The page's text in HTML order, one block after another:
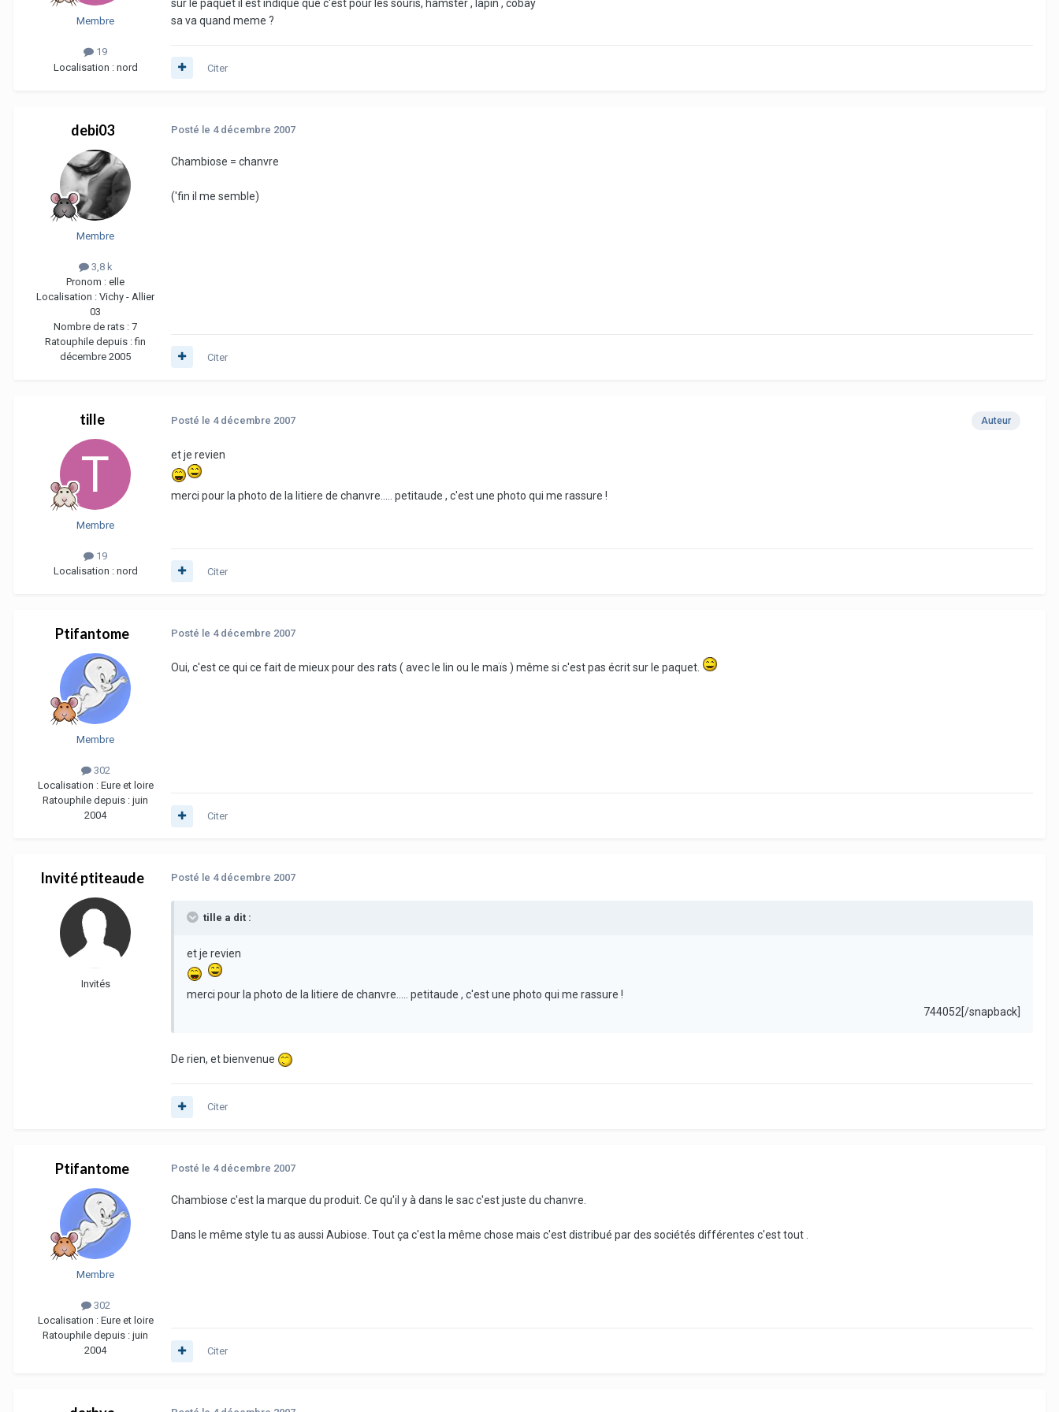
Membre
19
Localisation : nord
sur le paquet il est indiqué que c'est pour les souris, hamster , lapin , cobay
sa va quand meme ?
Citer
debi03
Membre
3,8 k
Pronom : elle
Localisation : Vichy - Allier
03
Nombre de rats : 7
Ratouphile depuis :fin
décembre 2005
Posté le 4 décembre 2007
Chambiose = chanvre
('fin il me semble)
Citer
tille
Membre
19
Localisation : nord
Auteur
Posté le 4 décembre 2007
et je revien
merci pour la photo de la litiere de chanvre..... petitaude , c'est une photo qui me rassure !
Citer
Ptifantome
Membre
302
Localisation : Eure et loire
Ratouphile depuis : juin
2004
Posté le 4 décembre 2007
Oui, c'est ce qui ce fait de mieux pour des rats ( avec le lin ou le maïs ) même si c'est pas écrit sur le paquet.
Citer
Invité ptiteaude
Invités
Posté le 4 décembre 2007
tille a dit :
et je revien
merci pour la photo de la litiere de chanvre..... petitaude , c'est une photo qui me rassure !
744052[/snapback]
De rien, et bienvenue
Citer
Ptifantome
Membre
302
Localisation : Eure et loire
Ratouphile depuis : juin
2004
Posté le 4 décembre 2007
Chambiose c'est la marque du produit. Ce qu'il y à dans le sac c'est juste du chanvre.
Dans le même style tu as aussi Aubiose. Tout ça c'est la même chose mais c'est distribué par des sociétés différentes c'est tout .
Citer